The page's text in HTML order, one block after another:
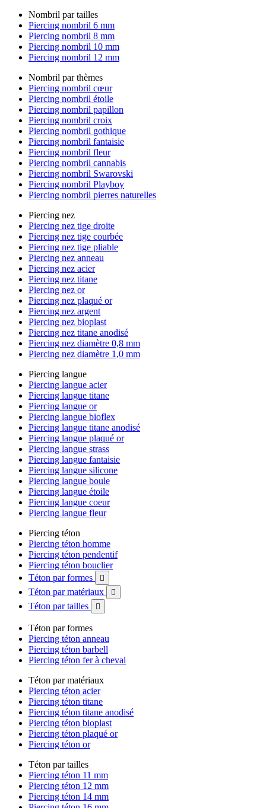
Nombril par tailles
Piercing nombril 6 mm
Piercing nombril 8 mm
Piercing nombril 10 mm
Piercing nombril 12 mm
Nombril par thèmes
Piercing nombril cœur
Piercing nombril étoile
Piercing nombril papillon
Piercing nombril croix
Piercing nombril gothique
Piercing nombril fantaisie
Piercing nombril fleur
Piercing nombril cannabis
Piercing nombril Swarovski
Piercing nombril Playboy
Piercing nombril pierres naturelles
Piercing nez
Piercing nez tige droite
Piercing nez tige courbée
Piercing nez tige pliable
Piercing nez anneau
Piercing nez acier
Piercing nez titane
Piercing nez or
Piercing nez plaqué or
Piercing nez argent
Piercing nez bioplast
Piercing nez titane anodisé
Piercing nez diamètre 0,8 mm
Piercing nez diamètre 1,0 mm
Piercing langue
Piercing langue acier
Piercing langue titane
Piercing langue or
Piercing langue bioflex
Piercing langue titane anodisé
Piercing langue plaqué or
Piercing langue strass
Piercing langue fantaisie
Piercing langue silicone
Piercing langue boule
Piercing langue étoile
Piercing langue coeur
Piercing langue fleur
Piercing téton
Piercing téton homme
Piercing téton pendentif
Piercing téton bouclier
Téton par formes

Téton par matériaux 
Téton par tailles 
Téton par formes
Piercing téton anneau
Piercing téton barbell
Piercing téton fer à cheval
Téton par matériaux
Piercing téton acier
Piercing téton titane
Piercing téton titane anodisé
Piercing téton bioplast
Piercing téton plaqué or
Piercing téton or
Téton par tailles
Piercing téton 11 mm
Piercing téton 12 mm
Piercing téton 14 mm